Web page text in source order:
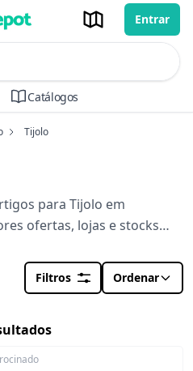
Entrar
Catálogos
Tijolo
para Tijolo em
ofertas, lojas e stocks
Filtros Ordenar